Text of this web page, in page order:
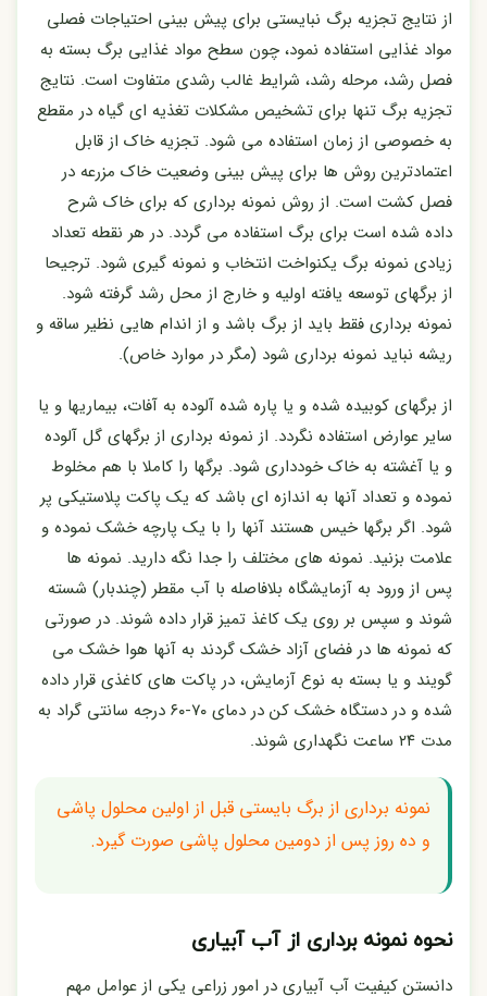
از نتایج تجزیه برگ نبایستی برای پیش بینی احتیاجات فصلی
مواد غذایی استفاده نمود، چون سطح مواد غذایی برگ بسته به
فصل رشد، مرحله رشد، شرایط غالب رشدی متفاوت است. نتایج
تجزیه برگ تنها برای تشخیص مشکلات تغذیه ای گیاه در مقطع
به خصوصی از زمان استفاده می شود. تجزیه خاک از قابل
اعتمادترین روش ها برای پیش بینی وضعیت خاک مزرعه در
فصل کشت است. از روش نمونه برداری که برای خاک شرح
داده شده است برای برگ استفاده می گردد. در هر نقطه تعداد
زیادی نمونه برگ یکنواخت انتخاب و نمونه گیری شود. ترجیحا
از برگهای توسعه یافته اولیه و خارج از محل رشد گرفته شود.
نمونه برداری فقط باید از برگ باشد و از اندام هایی نظیر ساقه و
ریشه نباید نمونه برداری شود (مگر در موارد خاص).
از برگهای کوبیده شده و یا پاره شده آلوده به آفات، بیماریها و یا
سایر عوارض استفاده نگردد. از نمونه برداری از برگهای گل آلوده
و یا آغشته به خاک خودداری شود. برگها را کاملا با هم مخلوط
نموده و تعداد آنها به اندازه ای باشد که یک پاکت پلاستیکی پر
شود. اگر برگها خیس هستند آنها را با یک پارچه خشک نموده و
علامت بزنید. نمونه های مختلف را جدا نگه دارید. نمونه ها
پس از ورود به آزمایشگاه بلافاصله با آب مقطر (چندبار) شسته
شوند و سپس بر روی یک کاغذ تمیز قرار داده شوند. در صورتی
که نمونه ها در فضای آزاد خشک گردند به آنها هوا خشک می
گویند و یا بسته به نوع آزمایش، در پاکت های کاغذی قرار داده
شده و در دستگاه خشک کن در دمای ۷۰-۶۰ درجه سانتی گراد به
مدت ۲۴ ساعت نگهداری شوند.
نمونه برداری از برگ بایستی قبل از اولین محلول پاشی
و ده روز پس از دومین محلول پاشی صورت گیرد.
نحوه نمونه برداری از آب آبیاری
دانستن کیفیت آب آبیاری در امور زراعی یکی از عوامل مهم